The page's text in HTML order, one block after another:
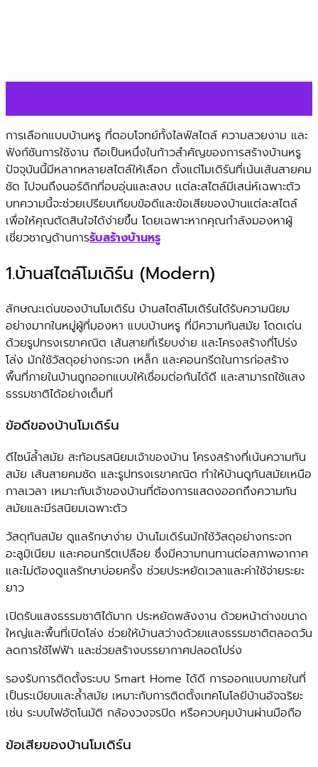
การเลือกแบบบ้านหรู ที่ตอบโจทย์ทั้งไลฟ์สไตล์ ความสวยงาม และ
ฟังก์ชันการใช้งาน ถือเป็นหนึ่งในก้าวสำคัญของการสร้างบ้านหรู
ปัจจุบันนี้มีหลากหลายสไตล์ให้เลือก ตั้งแต่โมเดิร์นที่เน้นเส้นสายคม
ชัด ไปจนถึงนอร์ดิกที่อบอุ่นและสงบ เเต่ละสไตล์มีเสน่ห์เฉพาะตัว
บทความนี้จะช่วยเปรียบเทียบข้อดีและข้อเสียของบ้านแต่ละสไตล์
เพื่อให้คุณตัดสินใจได้ง่ายขึ้น โดยเฉพาะหากคุณกำลังมองหาผู้
เชี่ยวชาญด้านการรับสร้างบ้านหรู
1.บ้านสไตล์โมเดิร์น (Modern)
ลักษณะเด่นของบ้านโมเดิร์น บ้านสไตล์โมเดิร์นได้รับความนิยม
อย่างมากในหมู่ผู้ที่มองหา แบบบ้านหรู ที่มีความทันสมัย โดดเด่น
ด้วยรูปทรงเรขาคณิต เส้นสายที่เรียบง่าย และโครงสร้างที่โปร่ง
โล่ง มักใช้วัสดุอย่างกระจก เหล็ก และคอนกรีตในการก่อสร้าง
พื้นที่ภายในบ้านถูกออกแบบให้เชื่อมต่อกันได้ดี และสามารถใช้แสง
ธรรมชาติได้อย่างเต็มที่
ข้อดีของบ้านโมเดิร์น
ดีไซน์ล้ำสมัย สะท้อนรสนิยมเจ้าของบ้าน โครงสร้างที่เน้นความทัน
สมัย เส้นสายคมชัด และรูปทรงเรขาคณิต ทำให้บ้านดูทันสมัยเหนือ
กาลเวลา เหมาะกับเจ้าของบ้านที่ต้องการแสดงออกถึงความทัน
สมัยและมีรสนิยมเฉพาะตัว
วัสดุทันสมัย ดูแลรักษาง่าย บ้านโมเดิร์นมักใช้วัสดุอย่างกระจก
อะลูมิเนียม และคอนกรีตเปลือย ซึ่งมีความทนทานต่อสภาพอากาศ
และไม่ต้องดูแลรักษาบ่อยครั้ง ช่วยประหยัดเวลาและค่าใช้จ่ายระยะ
ยาว
เปิดรับแสงธรรมชาติได้มาก ประหยัดพลังงาน ด้วยหน้าต่างขนาด
ใหญ่และพื้นที่เปิดโล่ง ช่วยให้บ้านสว่างด้วยแสงธรรมชาติตลอดวัน
ลดการใช้ไฟฟ้า และช่วยสร้างบรรยากาศปลอดโปร่ง
รองรับการติดตั้งระบบ Smart Home ได้ดี การออกแบบภายในที่
เป็นระเบียบและล้ำสมัย เหมาะกับการติดตั้งเทคโนโลยีบ้านอัจฉริยะ
เช่น ระบบไฟอัตโนมัติ กล้องวงจรปิด หรือควบคุมบ้านผ่านมือถือ
ข้อเสียของบ้านโมเดิร์น